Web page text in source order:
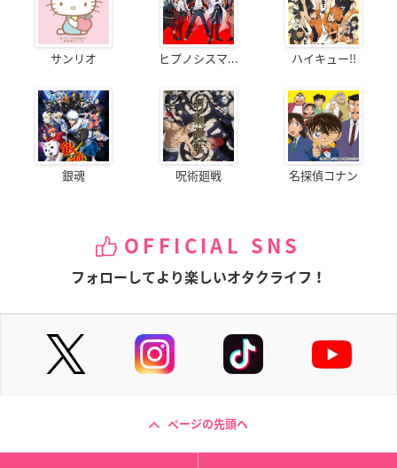
サンリオ ヒプノシスマ... ハイキュー!!
銀魂 呪術廻戦 名探偵コナン
OFFICIAL SNS
フォローしてより楽しいオタクライフ！
ページの先頭へ